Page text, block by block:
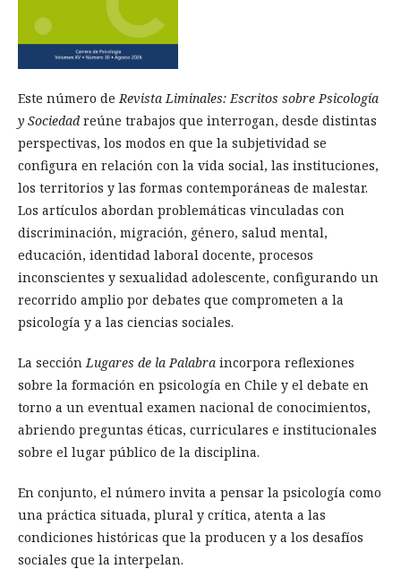
Este número deRevista Liminales: Escritos sobre Psicología
y Sociedad reúne trabajos que interrogan, desde distintas
perspectivas, los modos en que la subjetividad se
configura en relación con la vida social, las instituciones,
los territorios y las formas contemporáneas de malestar.
Los artículos abordan problemáticas vinculadas con
discriminación, migración, género, salud mental,
educación, identidad laboral docente, procesos
inconscientes y sexualidad adolescente, configurando un
recorrido amplio por debates que comprometen a la
psicología y a las ciencias sociales.
La secciónLugares de la Palabra incorpora reflexiones
sobre la formación en psicología en Chile y el debate en
torno a un eventual examen nacional de conocimientos,
abriendo preguntas éticas, curriculares e institucionales
sobre el lugar público de la disciplina.
En conjunto, el número invita a pensar la psicología como
una práctica situada, plural y crítica, atenta a las
condiciones históricas que la producen y a los desafíos
sociales que la interpelan.